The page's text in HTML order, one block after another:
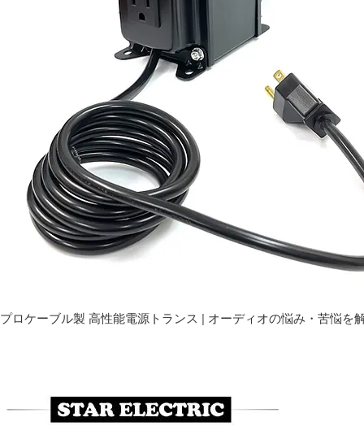
プロケーブル製 高性能電源トランス | オーディオの悩み・苦悩を